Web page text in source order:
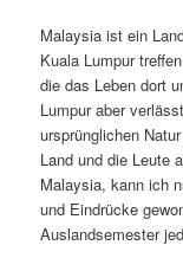
Malaysia ist ein
Kuala Lumpur
die das Leben dort
Lumpur aber
ursprünglichen
Land und die Leute
Malaysia, kann ich
und Eindrücke
Auslandsemester